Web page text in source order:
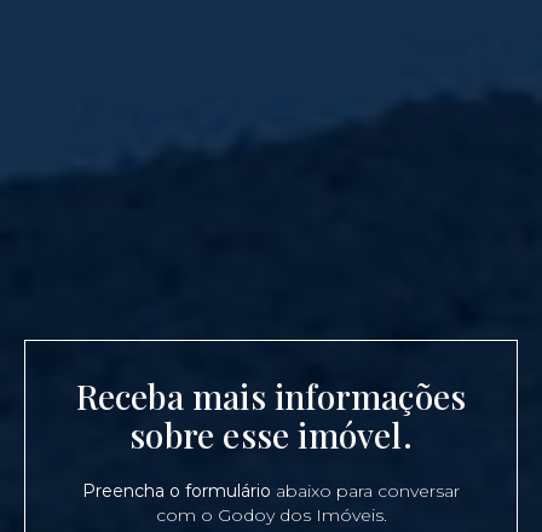
Receba mais informações
sobre esse imóvel.
Preencha o formulário abaixo para conversar
com o Godoy dos Imóveis.